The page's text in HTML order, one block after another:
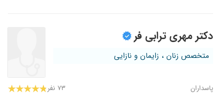
دکتر مهری ترابی فر
متخصص زنان ، زایمان و نازایی
پاسداران ۷۳ نفر